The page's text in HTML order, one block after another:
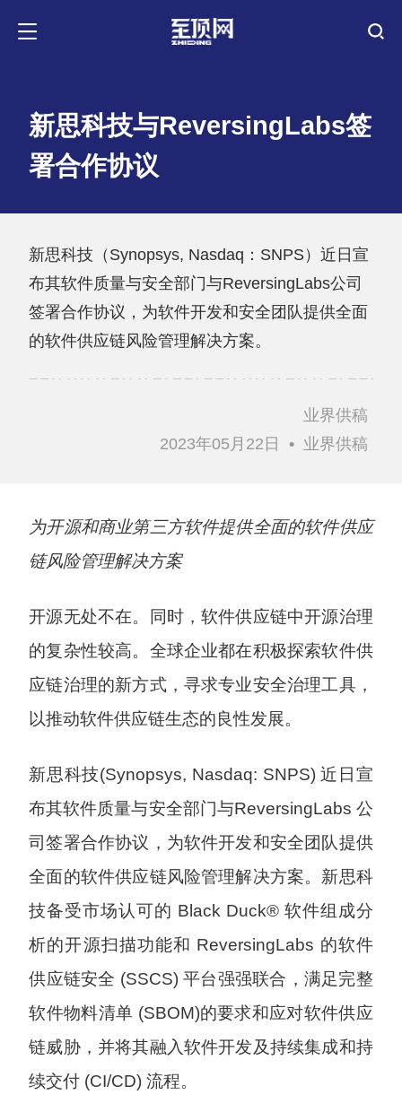
新思科技与ReversingLabs签
署合作协议
新思科技（Synopsys, Nasdaq：SNPS）近日宣
布其软件质量与安全部门与ReversingLabs公司
签署合作协议，为软件开发和安全团队提供全面
的软件供应链风险管理解决方案。
业界供稿
2023年05月22日
• 业界供稿
为开源和商业第三方软件提供全面的软件供应
链风险管理解决方案
开源无处不在。同时，软件供应链中开源治理
的复杂性较高。全球企业都在积极探索软件供
应链治理的新方式，寻求专业安全治理工具，
以推动软件供应链生态的良性发展。
新思科技(Synopsys, Nasdaq: SNPS) 近日宣
布其软件质量与安全部门与ReversingLabs 公
司签署合作协议，为软件开发和安全团队提供
全面的软件供应链风险管理解决方案。新思科
技备受市场认可的 Black Duck® 软件组成分
析的开源扫描功能和 ReversingLabs 的软件
供应链安全 (SSCS) 平台强强联合，满足完整
软件物料清单 (SBOM)的要求和应对软件供应
链威胁，并将其融入软件开发及持续集成和持
续交付 (CI/CD) 流程。